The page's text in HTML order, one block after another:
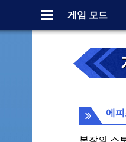
게임 모드
에
본작의 스